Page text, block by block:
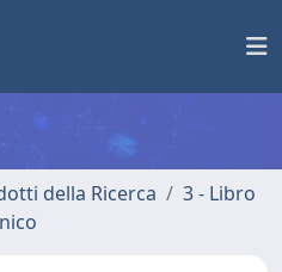
della Ricerca
3 - Libro